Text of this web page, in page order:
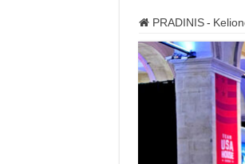
PRADINIS -